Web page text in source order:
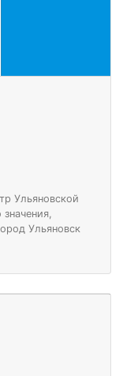
Ульяновской
Ульяновск